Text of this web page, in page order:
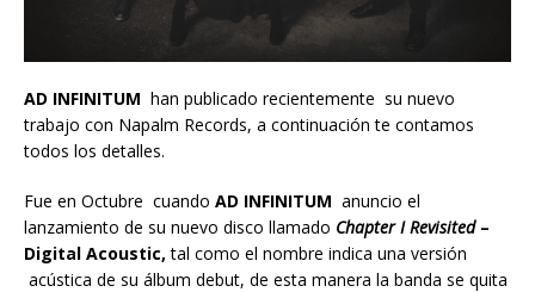
AD INFINITUM han publicado recientemente su nuevo
trabajo con Napalm Records, a continuación te contamos
todos los detalles.
Fue en Octubre cuando AD INFINITUM anuncio el
lanzamiento de su nuevo disco llamado Chapter I Revisited–
Digital Acoustic, tal como el nombre indica una versión
acústica de su álbum debut, de esta manera la banda se quita